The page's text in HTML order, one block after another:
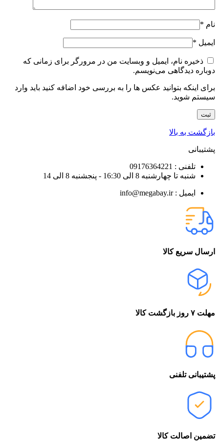
نام *
ایمیل *
ذخیره نام، ایمیل و وبسایت من در مرورگر برای زمانی که
دوباره دیدگاهی می‌نویسم.
برای اینکه بتوانید عکس ها را به بررسی خود اضافه کنید باید وارد
سیستم شوید.
بازگشت به بالا
پشتیبانی
تلفنی : 09176364221
شنبه تا چهارشنبه 8 الی 16:30 - پنجشنبه 8 الی 14
ایمیل : info@megabay.ir
ارسال سریع کالا
مهلت ۷ روز بازگشت کالا
پشتیبانی تلفنی
تضمین اصالت کالا